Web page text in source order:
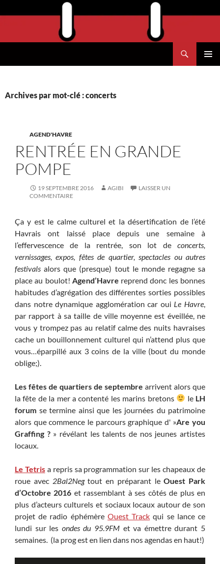
au
Archives par mot-clé : concerts
AGEND'HAVRE
RENTRÉE EN GRANDE
POMPE
19 SEPTEMBRE 2016 AGIBI
LAISSER UN
COMMENTAIRE
Ça y est le calme culturel et la désertification de l’été
Havrais ont laissé place depuis une semaine à
l’effervescence de la rentrée, son lot de concerts,
vernissages, expos, fêtes de quartier, spectacles ou autres
festivals alors que (presque) tout le monde regagne sa
place au boulot! Agend’Havre reprend donc les bonnes
habitudes d’agrégation des différentes sorties possibles
dans notre dynamique agglomération car oui Le Havre
par rapport à sa taille de ville moyenne est éveillée, ne
vous y trompez pas au relatif calme des nuits havraises
cache un bouillonnement culturel qui n’attend plus que
vous…éparpillé aux 3 coins de la ville (bout du monde
oblige;).
Les fêtes de quartiers de septembre arrivent alors que
la fête de la mer a contenté les marins bretons
le LH
forum se termine ainsi que les journées du patrimoine
alors que commence le parcours graphique d' »Are you
Graffing ?» révélant les talents de nos jeunes artistes
locaux.
Le Tetrisa repris sa programmation sur les chapeaux de
roue avec 2Bal2Negtout en préparant leOuest Park
d’Octobre 2016 et rassemblant à ses côtés de plus en
plus d’acteurs culturels et sociaux locaux autour de son
projet de radio éphémère Ouest Track qui se lance ce
lundi sur les ondes du 95.9FM et va émettre durant 5
semaines. (la prog est en lien dans nos agendas en haut!)